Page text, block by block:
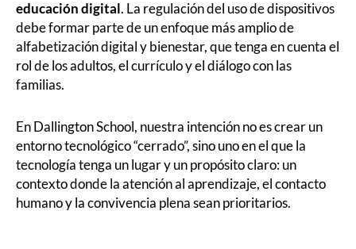
educación digital . La regulación del uso de dispositivos
debe formar parte de un enfoque más amplio de
alfabetización digital y bienestar, que tenga en cuenta el
rol de los adultos, el currículo y el diálogo con las
familias.
En Dallington School, nuestra intención no es crear un
entorno tecnológico “cerrado”, sino uno en el que la
tecnología tenga un lugar y un propósito claro: un
contexto donde la atención al aprendizaje, el contacto
humano y la convivencia plena sean prioritarios.